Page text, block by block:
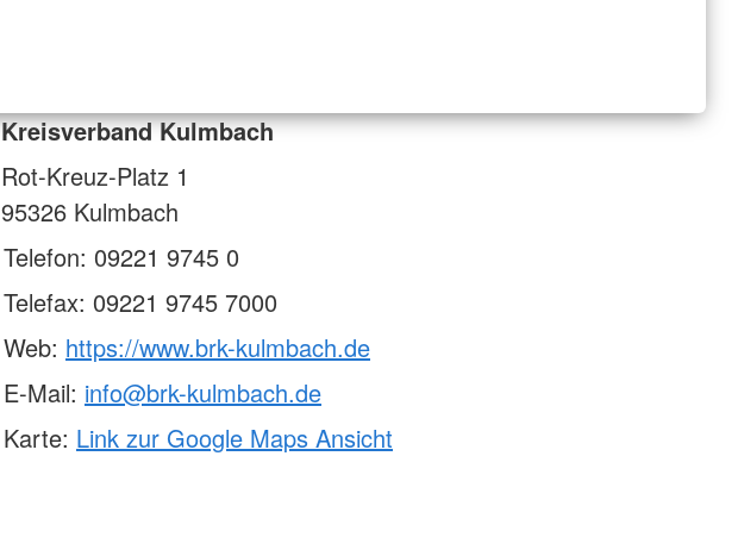
Kreisverband Kulmbach
Rot-Kreuz-Platz 1
95326 Kulmbach
Telefon: 09221 9745 0
Telefax: 09221 9745 7000
Web: https://www.brk-kulmbach.de
E-Mail: info@brk-kulmbach.de
Karte: Link zur Google Maps Ansicht